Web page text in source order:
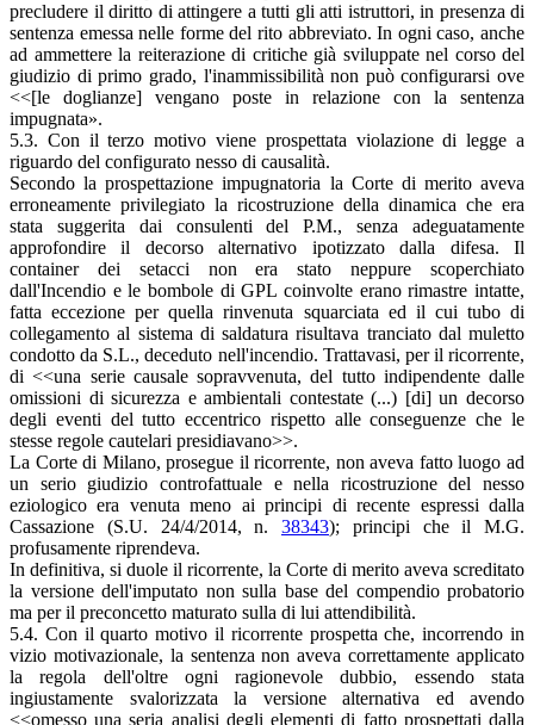
precludere il diritto di attingere a tutti gli atti istruttori, in presenza di
sentenza emessa nelle forme del rito abbreviato. In ogni caso, anche
ad ammettere la reiterazione di critiche già sviluppate nel corso del
giudizio di primo grado, l'inammissibilità non può configurarsi ove
<<[le doglianze] vengano poste in relazione con la sentenza
impugnata».
5.3. Con il terzo motivo viene prospettata violazione di legge a
riguardo del configurato nesso di causalità.
Secondo la prospettazione impugnatoria la Corte di merito aveva
erroneamente privilegiato la ricostruzione della dinamica che era
stata suggerita dai consulenti del P.M., senza adeguatamente
approfondire il decorso alternativo ipotizzato dalla difesa. Il
container dei setacci non era stato neppure scoperchiato
dall'Incendio e le bombole di GPL coinvolte erano rimastre intatte,
fatta eccezione per quella rinvenuta squarciata ed il cui tubo di
collegamento al sistema di saldatura risultava tranciato dal muletto
condotto da S.L., deceduto nell'incendio. Trattavasi, per il ricorrente,
di <<una serie causale sopravvenuta, del tutto indipendente dalle
omissioni di sicurezza e ambientali contestate (...) [di] un decorso
degli eventi del tutto eccentrico rispetto alle conseguenze che le
stesse regole cautelari presidiavano>>.
La Corte di Milano, prosegue il ricorrente, non aveva fatto luogo ad
un serio giudizio controfattuale e nella ricostruzione del nesso
eziologico era venuta meno ai principi di recente espressi dalla
Cassazione (S.U. 24/4/2014, n. 38343); principi che il M.G.
profusamente riprendeva.
In definitiva, si duole il ricorrente, la Corte di merito aveva screditato
la versione dell'imputato non sulla base del compendio probatorio
ma per il preconcetto maturato sulla di lui attendibilità.
5.4. Con il quarto motivo il ricorrente prospetta che, incorrendo in
vizio motivazionale, la sentenza non aveva correttamente applicato
la regola dell'oltre ogni ragionevole dubbio, essendo stata
ingiustamente svalorizzata la versione alternativa ed avendo
<<omesso una seria analisi degli elementi di fatto prospettati dalla